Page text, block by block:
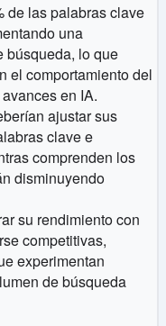
de las palabras clave
una
búsqueda, lo que
el comportamiento del
en IA.
ajustar sus
clave e
comprenden los
disminuyendo
su rendimiento con
competitivas,
experimentan
de búsqueda